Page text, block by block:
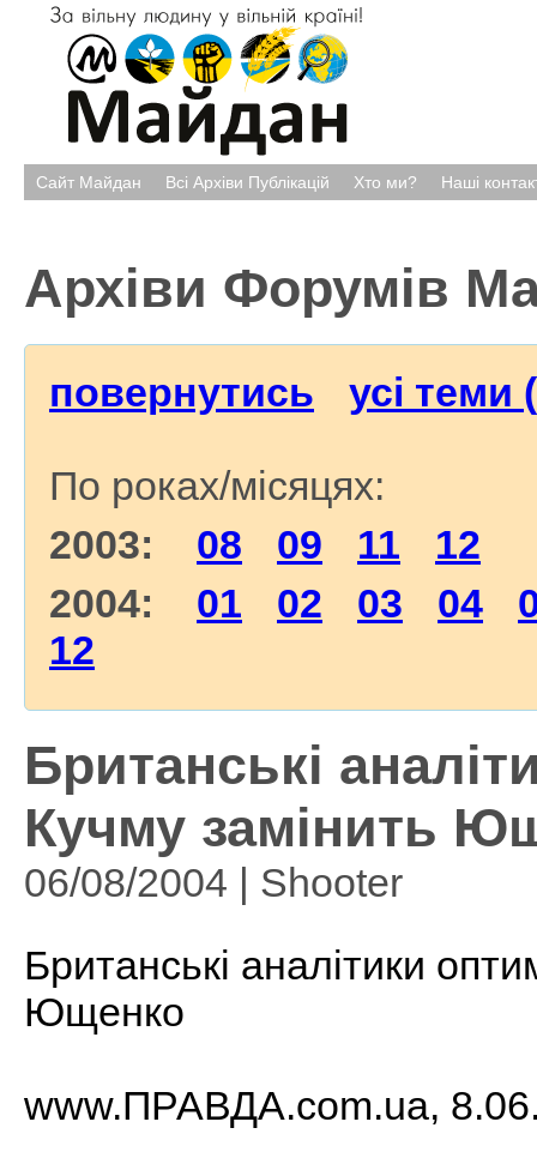
Сайт Майдан Всі Архіви Публікацій Хто ми? Наші
Архіви Форумів
повернутись усі теми
По роках/місяцях:
2003: 08 09 11
12
2004: 01 02 03 04
12
Британські
Кучму замінить
06/08/2004 | Shooter
Британські аналітики
Ющенко
www.ПРАВДА.com.ua,